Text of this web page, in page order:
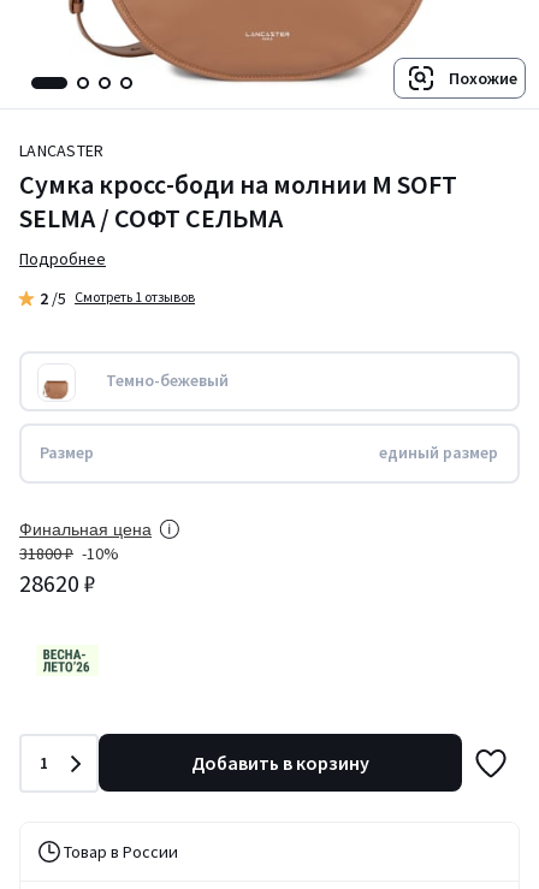
Похожие
LANCASTER
Сумка кросс-боди на молнии M SOFT
SELMA / СОФТ СЕЛЬМА
Подробнее
2 /5 Смотреть 1 отзывов
Темно-бежевый
Размер единый размер
Финальная цена
31800 ₽ -10%
28620 ₽
Количество
1 Добавить в корзину
Товар в России